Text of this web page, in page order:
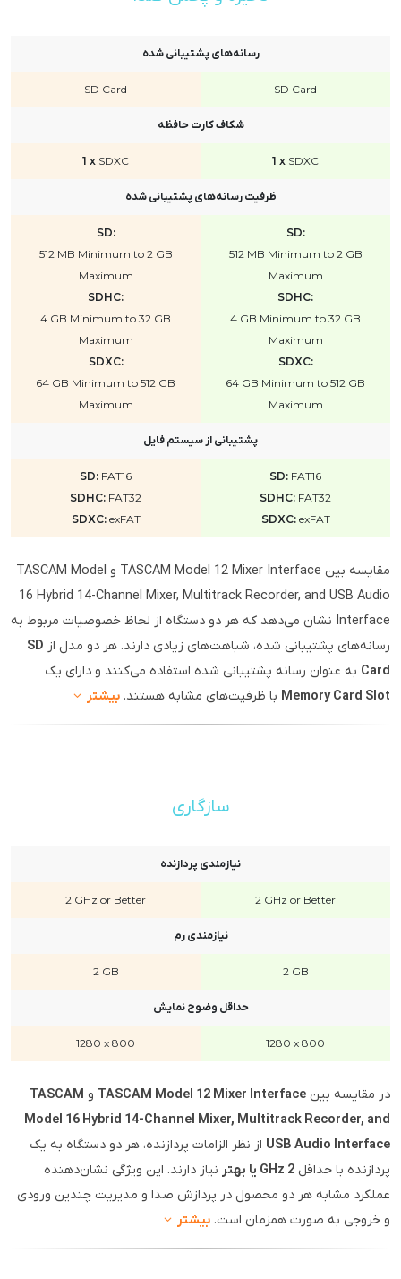
رسانه‌های پشتیبانی شده
SD Card
SD Card
شکاف کارت حافظه
1 x SDXC
1 x SDXC
ظرفیت رسانه‌های پشتیبانی شده
SD:
512 MB Minimum to 2 GB
Maximum
SDHC:
4 GB Minimum to 32 GB
Maximum
SDXC:
64 GB Minimum to 512 GB
Maximum
SD:
512 MB Minimum to 2 GB
Maximum
SDHC:
4 GB Minimum to 32 GB
Maximum
SDXC:
64 GB Minimum to 512 GB
Maximum
پشتیبانی از سیستم فایل
SD: FAT16
SDHC: FAT32
SDXC:exFAT
SD: FAT16
SDHC: FAT32
SDXC:exFAT
مقایسه بین TASCAM Model 12 Mixer Interface و TASCAM Model
16 Hybrid 14-Channel Mixer, Multitrack Recorder, and USB Audio
Interface نشان می‌دهد که هر دو دستگاه از لحاظ خصوصیات مربوط به
رسانه‌های پشتیبانی شده، شباهت‌های زیادی دارند. هر دو مدل از SD
Card به عنوان رسانه پشتیبانی شده استفاده می‌کنند و دارای یک
Memory Card Slot با ظرفیت‌های مشابه هستند. بیشتر
سازگاری
نیازمندی پردازنده
2 GHz or Better
2 GHz or Better
نیازمندی رم
2 GB
2 GB
حداقل وضوح نمایش
1280 x 800
1280 x 800
در مقایسه بین TASCAM Model 12 Mixer Interface و TASCAM
Model 16 Hybrid 14-Channel Mixer, Multitrack Recorder, and
USB Audio Interface از نظر الزامات پردازنده، هر دو دستگاه به یک
پردازنده با حداقل 2 GHz یا بهتر
نیاز دارند. این ویژگی نشان‌دهنده
عملکرد مشابه هر دو محصول در پردازش صدا و مدیریت چندین ورودی
و خروجی به صورت همزمان است. بیشتر